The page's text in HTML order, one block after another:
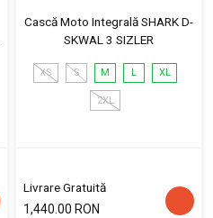
Cască Moto Integrală SHARK D-
SKWAL 3 SIZLER
XS S M L XL
2XL
Livrare Gratuită
1,440.00 RON